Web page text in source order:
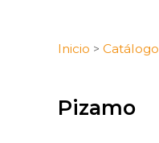
Inicio > Catálogo
Pizamo